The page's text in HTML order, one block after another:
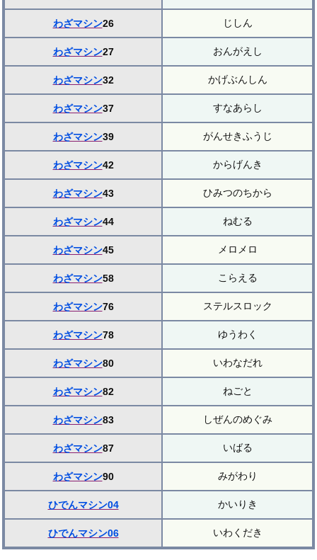
わざマシン26 じしん
わざマシン27 おんがえし
わざマシン32 かげぶんしん
わざマシン37 すなあらし
わざマシン39 がんせきふうじ
わざマシン42 からげんき
わざマシン43 ひみつのちから
わざマシン44 ねむる
わざマシン45 メロメロ
わざマシン58 こらえる
わざマシン76 ステルスロック
わざマシン78 ゆうわく
わざマシン80 いわなだれ
わざマシン82 ねごと
わざマシン83 しぜんのめぐみ
わざマシン87 いばる
わざマシン90 みがわり
ひでんマシン04 かいりき
ひでんマシン06 いわくだき